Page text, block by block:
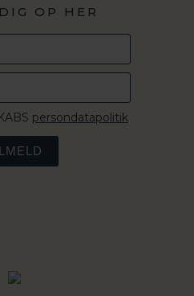
OP HER
persondatapolitik